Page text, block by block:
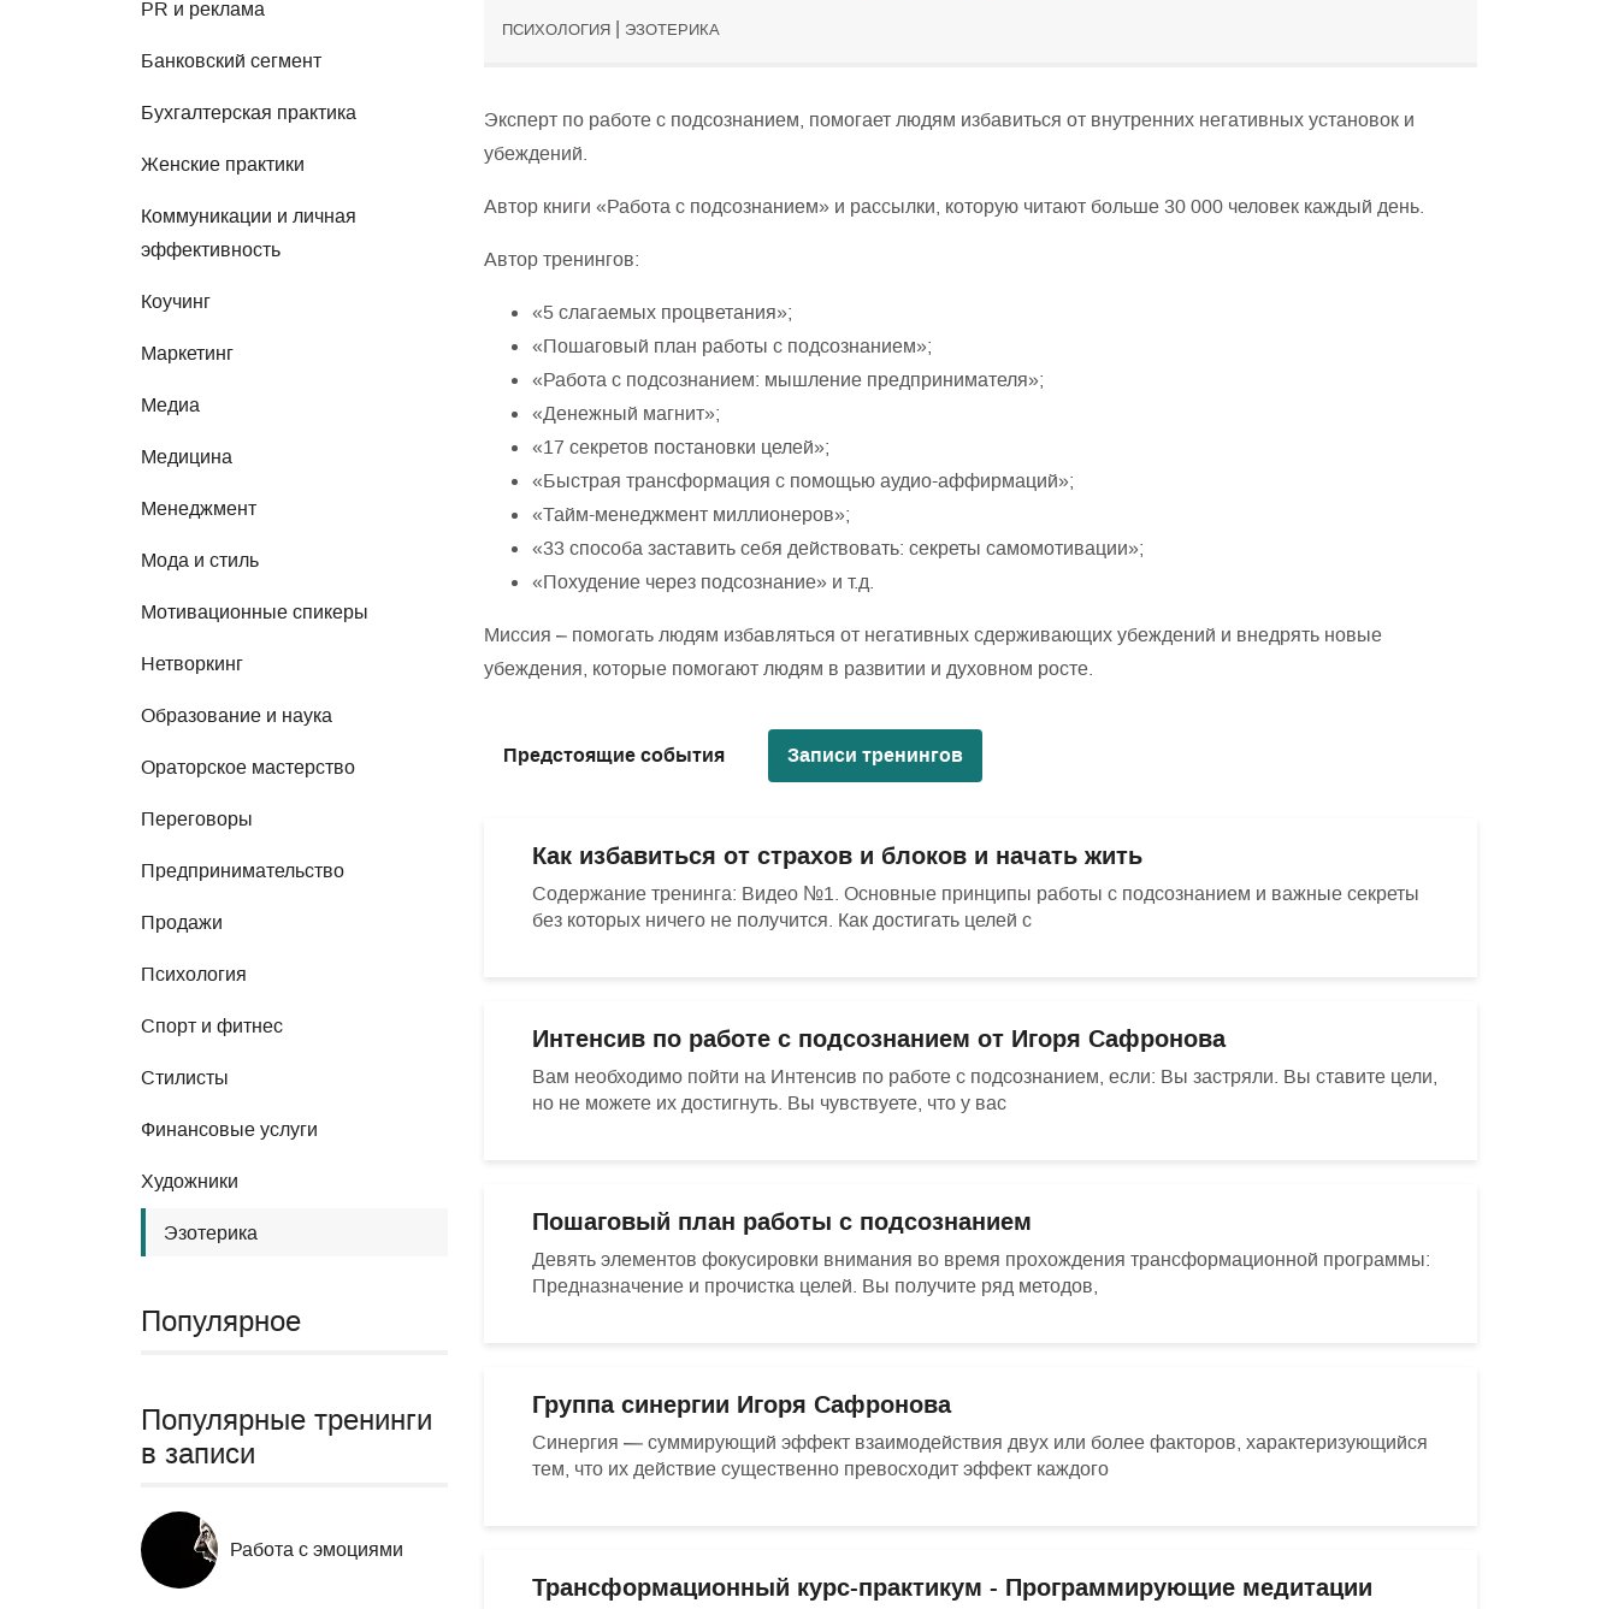
PR и реклама
Банковский сегмент
Бухгалтерская практика
Женские практики
Коммуникации и личная
эффективность
Коучинг
Маркетинг
Медиа
Медицина
Менеджмент
Мода и стиль
Мотивационные спикеры
Нетворкинг
Образование и наука
Ораторское мастерство
Переговоры
Предпринимательство
Продажи
Психология
Спорт и фитнес
Стилисты
Финансовые услуги
Художники
Эзотерика
Популярное
Популярные тренинги
в записи
Работа с эмоциями
ПСИХОЛОГИЯ | ЭЗОТЕРИКА
Эксперт по работе с подсознанием, помогает людям избавиться от внутренних негативных установок и
убеждений.
Автор книги «Работа с подсознанием» и рассылки, которую читают больше 30 000 человек каждый день.
Автор тренингов:
«5 слагаемых процветания»;
«Пошаговый план работы с подсознанием»;
«Работа с подсознанием: мышление предпринимателя»;
«Денежный магнит»;
«17 секретов постановки целей»;
«Быстрая трансформация с помощью аудио-аффирмаций»;
«Тайм-менеджмент миллионеров»;
«33 способа заставить себя действовать: секреты самомотивации»;
«Похудение через подсознание» и т.д.
Миссия – помогать людям избавляться от негативных сдерживающих убеждений и внедрять новые
убеждения, которые помогают людям в развитии и духовном росте.
Предстоящие события Записи тренингов
Как избавиться от страхов и блоков и начать жить
Содержание тренинга: Видео №1. Основные принципы работы с подсознанием и важные секреты
без которых ничего не получится. Как достигать целей с
Интенсив по работе с подсознанием от Игоря Сафронова
Вам необходимо пойти на Интенсив по работе с подсознанием, если: Вы застряли. Вы ставите цели,
но не можете их достигнуть. Вы чувствуете, что у вас
Пошаговый план работы с подсознанием
Девять элементов фокусировки внимания во время прохождения трансформационной программы:
Предназначение и прочистка целей. Вы получите ряд методов,
Группа синергии Игоря Сафронова
Синергия — суммирующий эффект взаимодействия двух или более факторов, характеризующийся
тем, что их действие существенно превосходит эффект каждого
Трансформационный курс-практикум - Программирующие медитации